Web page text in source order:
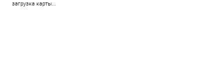
загрузка карты...